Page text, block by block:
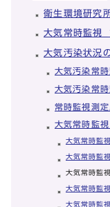
衛生環境研究
大気常時監視
大気汚染状況
大気汚染常
大気汚染常
常時監視測
大気常時監
大気常時監
大気常時監
大気常時監
大気常時監
大気常時監